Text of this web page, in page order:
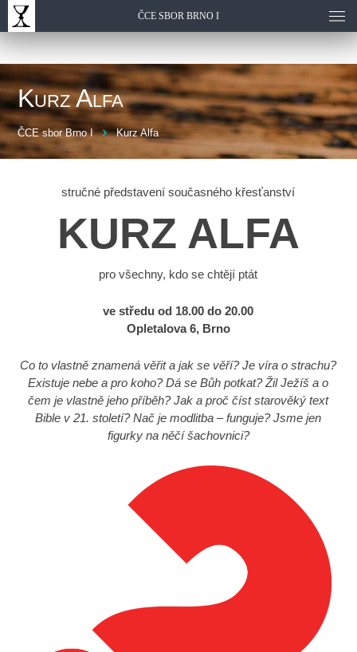
ČCE SBOR BRNO I
Kurz Alfa
ČCE sbor Brno I Kurz Alfa
stručné představení současného křesťanství
KURZ ALFA
pro všechny, kdo se chtějí ptát
ve středu od 18.00 do 20.00
Opletalova 6, Brno
Co to vlastně znamená věřit a jak se věří? Je víra o strachu?
Existuje nebe a pro koho? Dá se Bůh potkat? Žil Ježíš a o
čem je vlastně jeho příběh? Jak a proč číst starověký text
Bible v 21. století? Nač je modlitba – funguje? Jsme jen
figurky na něčí šachovnici?